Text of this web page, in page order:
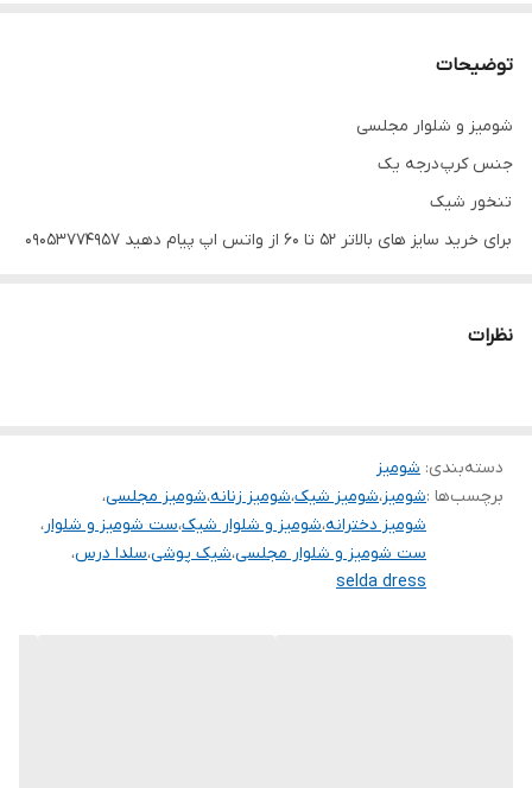
توضیحات
شومیز و شلوار مجلسی
جنس کرپ درجه یک
تنخور شیک
برای خرید سایز های بالاتر ۵۲ تا ۶۰ از واتس اپ پیام دهید ۰۹۰۵۳۷۷۴۹۵۷
تعویض سایز دارد.
نظرات
دسته‌بندی: شومیز
برچسب‌ها :شومیز،شومیز شیک،شومیز زنانه،شومیز مجلسی،
شومیز دخترانه،شومیز و شلوار شیک،ست شومیز و شلوار،
ست شومیز و شلوار مجلسی،شیک پوشی،سلدا درس،
selda dress